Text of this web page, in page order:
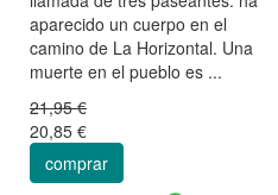
aparecido un cuerpo en el
camino de La Horizontal. Una
muerte en el pueblo es ...
21,95 €
20,85 €
comprar